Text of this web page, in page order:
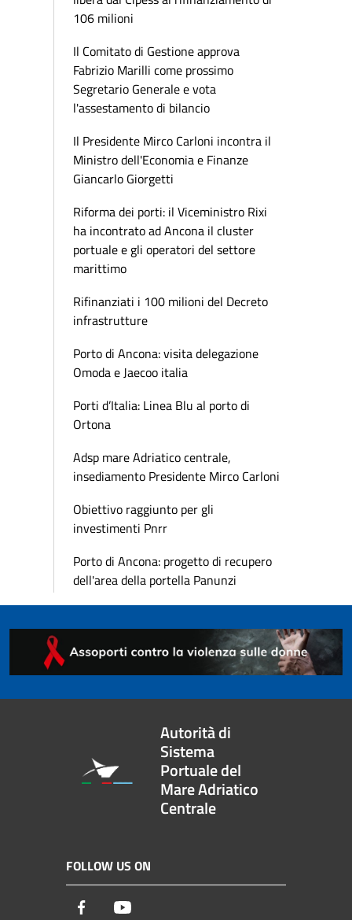
106 milioni
Il Comitato di Gestione approva
Fabrizio Marilli come prossimo
Segretario Generale e vota
l'assestamento di bilancio
Il Presidente Mirco Carloni incontra il
Ministro dell'Economia e Finanze
Giancarlo Giorgetti
Riforma dei porti: il Viceministro Rixi
ha incontrato ad Ancona il cluster
portuale e gli operatori del settore
marittimo
Rifinanziati i 100 milioni del Decreto
infrastrutture
Porto di Ancona: visita delegazione
Omoda e Jaecoo italia
Porti d’Italia: Linea Blu al porto di
Ortona
Adsp mare Adriatico centrale,
insediamento Presidente Mirco Carloni
Obiettivo raggiunto per gli
investimenti Pnrr
Porto di Ancona: progetto di recupero
dell'area della portella Panunzi
Autorità di
Sistema
Portuale del
Mare Adriatico
Centrale
FOLLOW US ON
Facebook